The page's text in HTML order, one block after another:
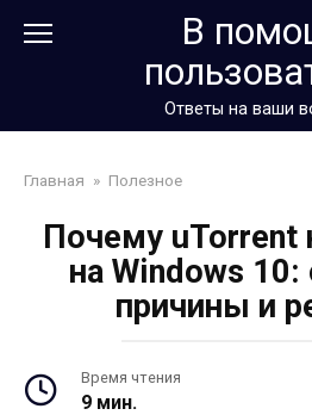
В
Ответы на ваши
Главная » Полезное
Почему uTorrent
на Windows
причины и
Время чтения
9 мин.